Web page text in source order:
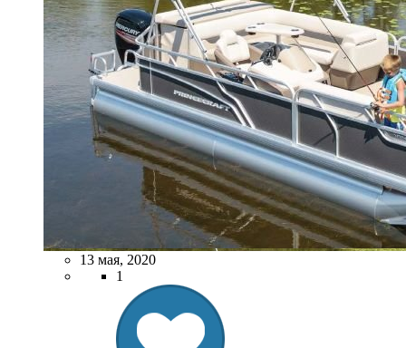
13 мая, 2020
1